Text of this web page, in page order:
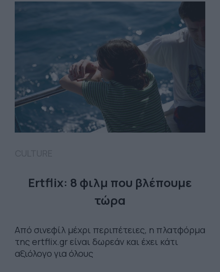
Ertflix: 8 φιλμ που βλέπουμε
τώρα
Από σινεφίλ μέχρι περιπέτειες, η πλατφόρμα
της ertflix.gr είναι δωρεάν και έχει κάτι
αξιόλογο για όλους